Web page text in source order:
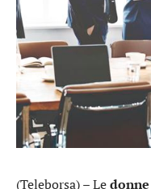
(Teleborsa) – Ledonne